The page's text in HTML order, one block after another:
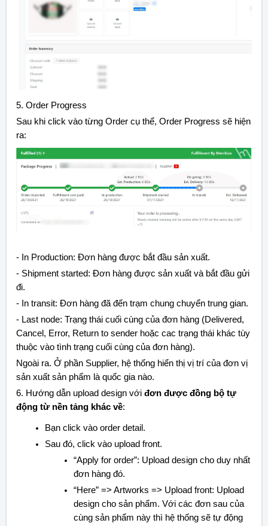
5. Order Progress
Sau khi click vào từng Order cụ thể, Order Progress sẽ hiện
ra:
- In Production: Đơn hàng được bắt đầu sản xuất.
- Shipment started: Đơn hàng được sản xuất và bắt đầu gửi
đi.
- In transit: Đơn hàng đã đến trạm chung chuyển trung gian.
- Last node: Trạng thái cuối cùng của đơn hàng (Delivered,
Cancel, Error, Return to sender hoặc cac trạng thái khác tùy
thuộc vào tình trạng cuối cùng của đơn hàng).
Ngoài ra. Ở phần Supplier, hệ thống hiển thị vị trí của đơn vị
sản xuất sản phẩm là quốc gia nào.
6. Hướng dẫn upload design với đơn được đồng bộ tự
động từ nền tảng khác về:
Bạn click vào order detail.
Sau đó, click vào upload front.
“Apply for order”: Upload design cho duy nhất
đơn hàng đó.
“Here” => Artworks => Upload front: Upload
design cho sản phẩm. Với các đơn sau của
cùng sản phẩm này thì hệ thống sẽ tự động